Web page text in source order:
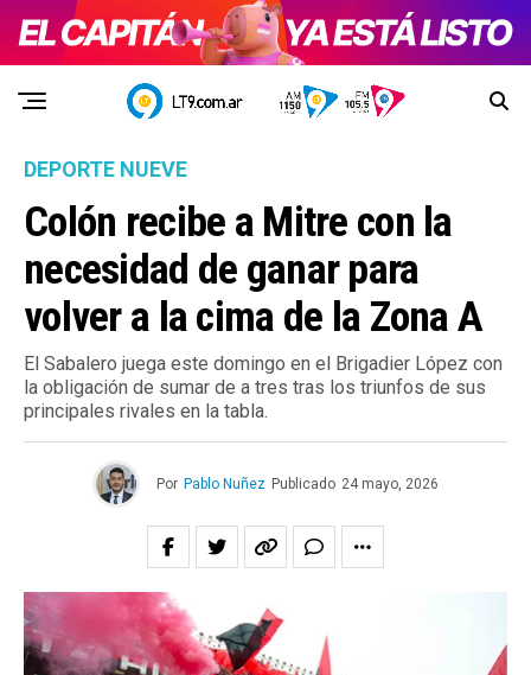
DEPORTE NUEVE
Colón recibe a Mitre con la
necesidad de ganar para
volver a la cima de la Zona A
El Sabalero juega este domingo en el Brigadier López con
la obligación de sumar de a tres tras los triunfos de sus
principales rivales en la tabla.
Por Pablo Nuñez Publicado 24 mayo, 2026